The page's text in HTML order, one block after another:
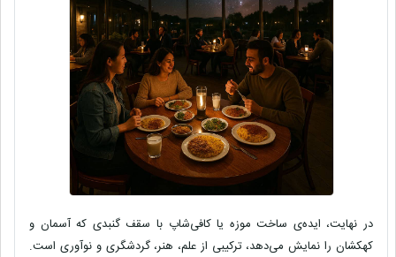
در نهایت، ایده‌ی ساخت موزه یا کافی‌شاپ با سقف گنبدی که آسمان و
کهکشان را نمایش می‌دهد، ترکیبی از علم، هنر، گردشگری و نوآوری است.